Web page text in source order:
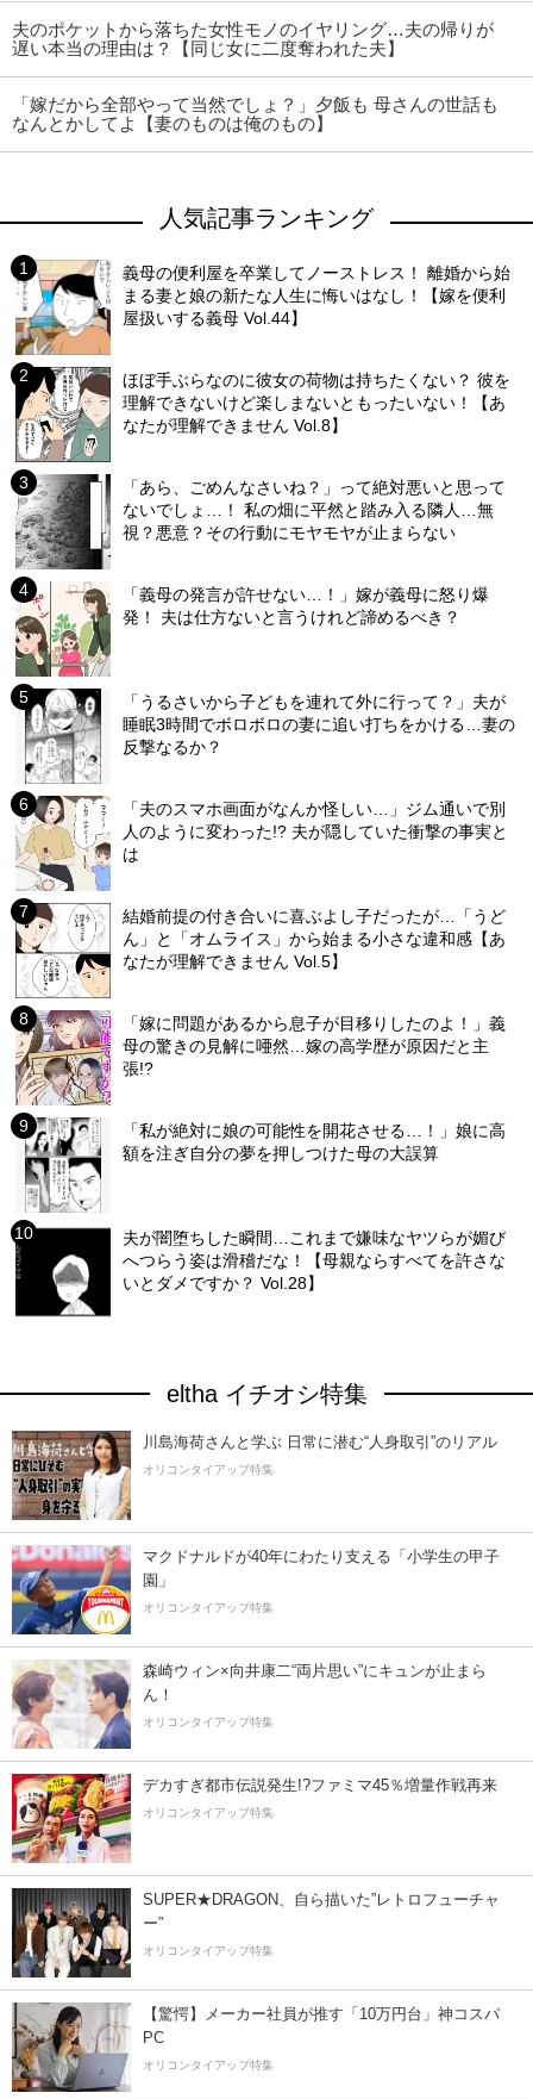
夫のポケットから落ちた女性モノのイヤリング…夫の帰りが
遅い本当の理由は？【同じ女に二度奪われた夫】
「嫁だから全部やって当然でしょ？」夕飯も 母さんの世話も
なんとかしてよ【妻のものは俺のもの】
人気記事ランキング
義母の便利屋を卒業してノーストレス！ 離婚から始
まる妻と娘の新たな人生に悔いはなし！【嫁を便利
屋扱いする義母 Vol.44】
ほぼ手ぶらなのに彼女の荷物は持ちたくない？ 彼を
理解できないけど楽しまないともったいない！【あ
なたが理解できません Vol.8】
「あら、ごめんなさいね？」って絶対悪いと思って
ないでしょ…！ 私の畑に平然と踏み入る隣人…無
視？悪意？その行動にモヤモヤが止まらない
「義母の発言が許せない…！」嫁が義母に怒り爆
発！ 夫は仕方ないと言うけれど諦めるべき？
「うるさいから子どもを連れて外に行って？」夫が
睡眠3時間でボロボロの妻に追い打ちをかける…妻の
反撃なるか？
「夫のスマホ画面がなんか怪しい…」ジム通いで別
人のように変わった!? 夫が隠していた衝撃の事実と
は
結婚前提の付き合いに喜ぶよし子だったが…「うど
ん」と「オムライス」から始まる小さな違和感【あ
なたが理解できません Vol.5】
「嫁に問題があるから息子が目移りしたのよ！」義
母の驚きの見解に唖然…嫁の高学歴が原因だと主
張!?
「私が絶対に娘の可能性を開花させる…！」娘に高
額を注ぎ自分の夢を押しつけた母の大誤算
夫が闇堕ちした瞬間…これまで嫌味なヤツらが媚び
へつらう姿は滑稽だな！【母親ならすべてを許さな
いとダメですか？ Vol.28】
eltha イチオシ特集
川島海荷さんと学ぶ 日常に潜む“人身取引”のリアル
オリコンタイアップ特集
マクドナルドが40年にわたり支える「小学生の甲子
園」
オリコンタイアップ特集
森崎ウィン×向井康二“両片思い”にキュンが止まら
ん！
オリコンタイアップ特集
デカすぎ都市伝説発生!?ファミマ45％増量作戦再来
オリコンタイアップ特集
SUPER★DRAGON、自ら描いた”レトロフューチャ
ー”
オリコンタイアップ特集
【驚愕】メーカー社員が推す「10万円台」神コスパ
PC
オリコンタイアップ特集